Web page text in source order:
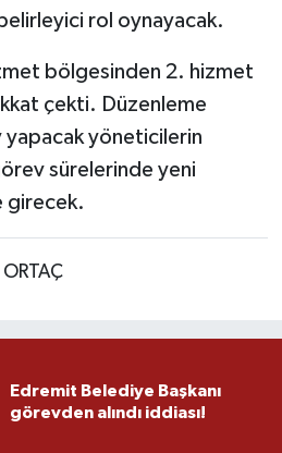
rol oynayacak.
bölgesinden 2. hizmet
çekti. Düzenleme
yapacak yöneticilerin
sürelerinde yeni
girecek.
Edremit Belediye Başkanı
görevden alındı iddiası!